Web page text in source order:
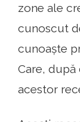
zone ale
cunoscut
cunoaște
Care, după
acestor